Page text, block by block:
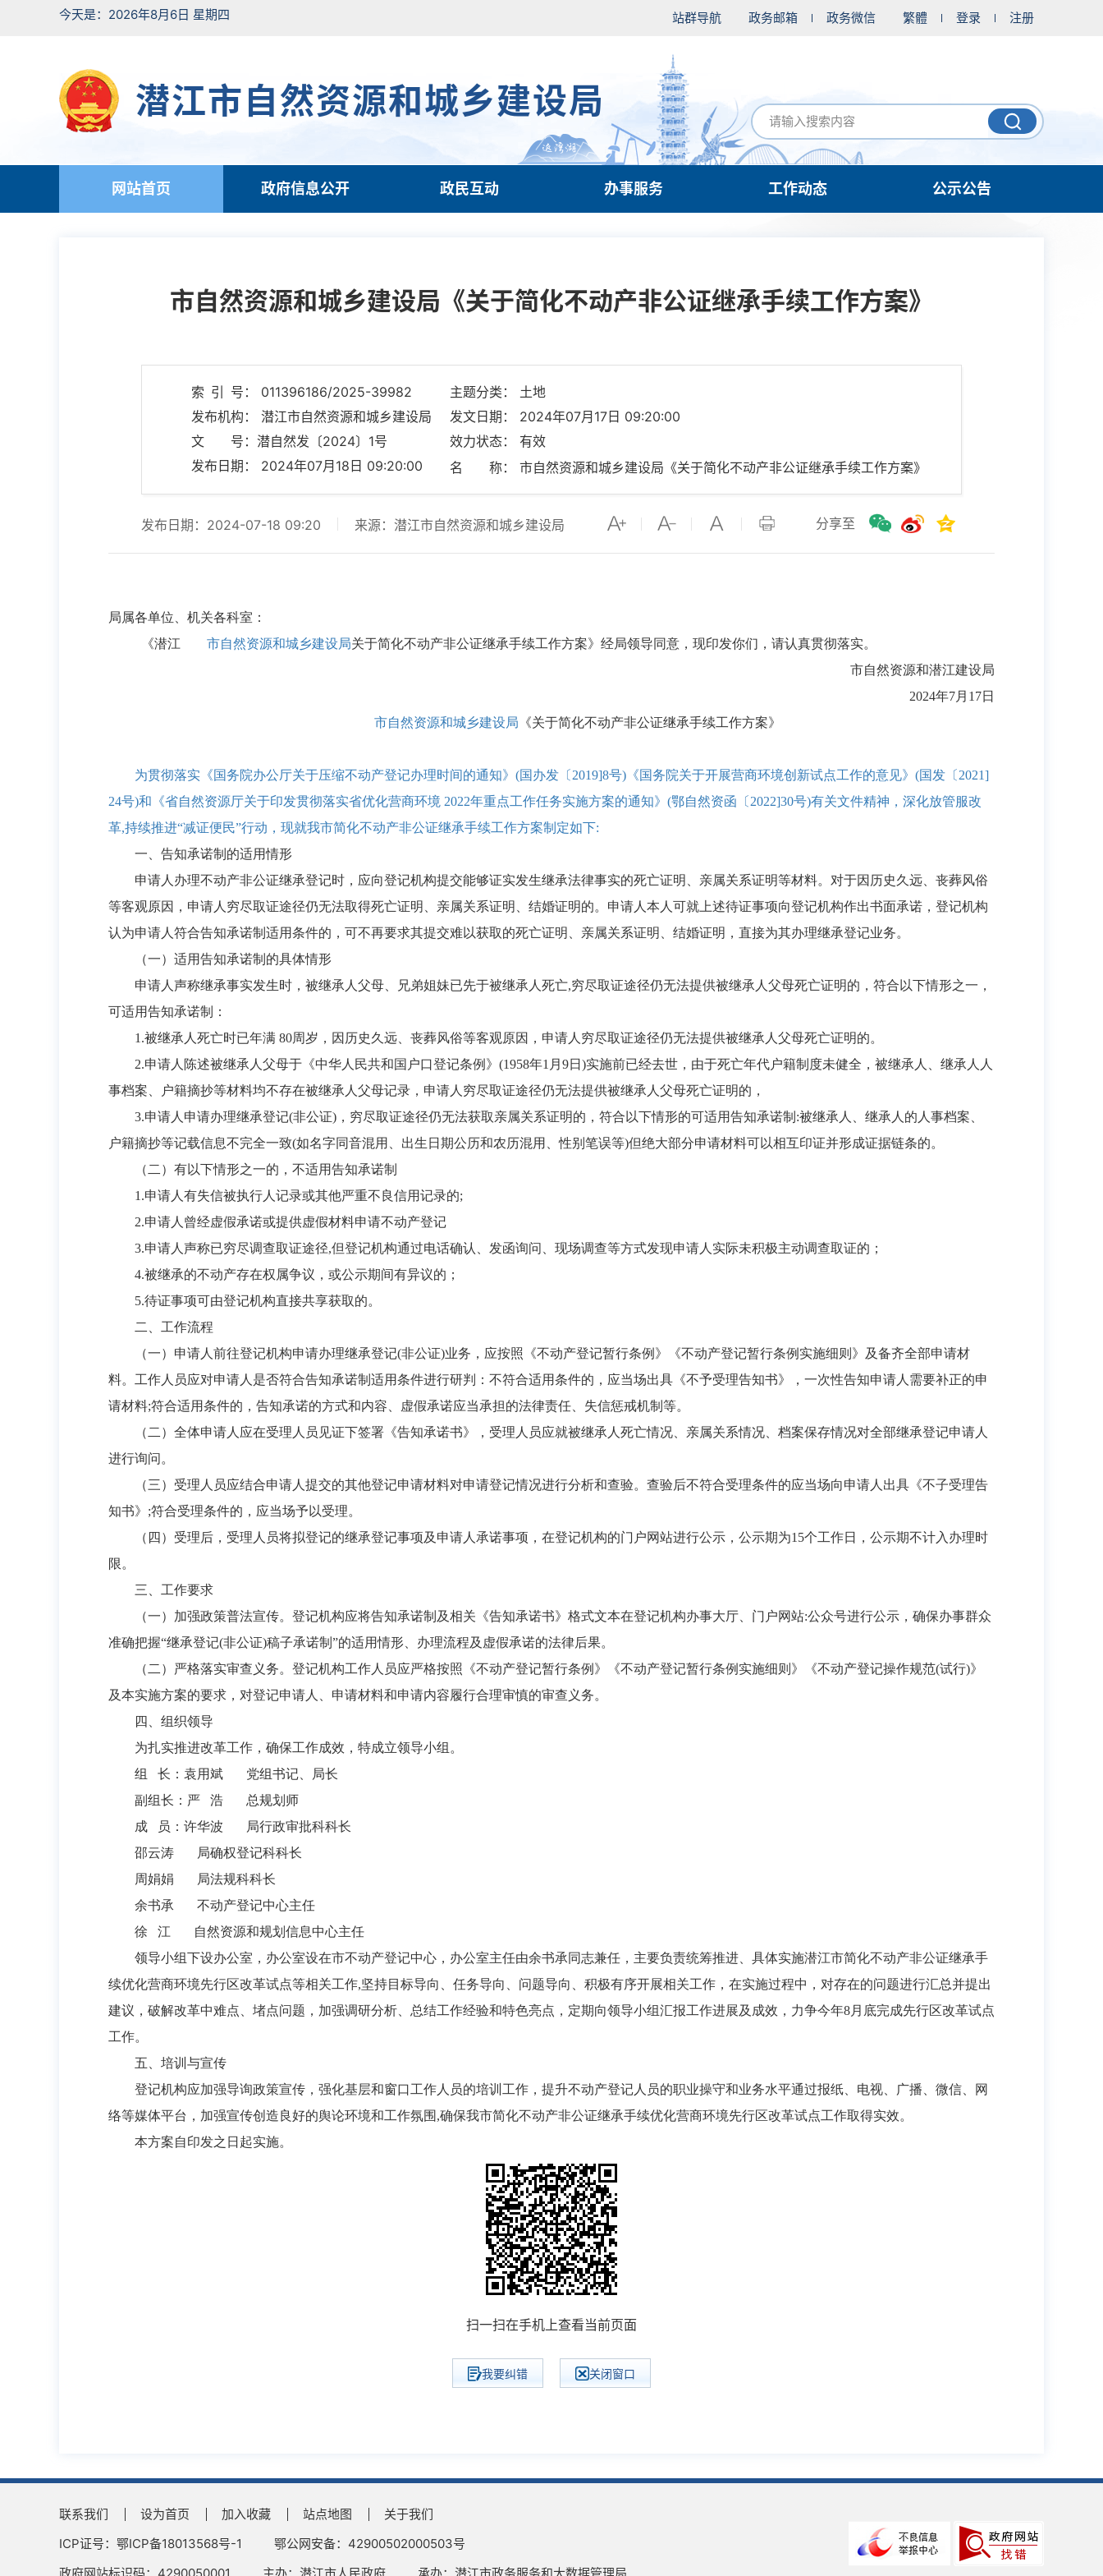
今天是：2026年8月6日 星期四 站群导航 政务邮箱 政务微信 繁體 登录 注册
潜江市自然资源和城乡建设局
网站首页 政府信息公开 政民互动 办事服务 工作动态 公示公告
市自然资源和城乡建设局《关于简化不动产非公证继承手续工作方案》
索 引 号： 011396186/2025-39982
主题分类： 土地
发布机构： 潜江市自然资源和城乡建设局
发文日期： 2024年07月17日 09:20:00
文 号：潜自然发〔2024〕1号
效力状态： 有效
发布日期： 2024年07月18日 09:20:00
名 称： 市自然资源和城乡建设局《关于简化不动产非公证继承手续工作方案》
分享至
发布日期：2024-07-18 09:20 来源：潜江市自然资源和城乡建设局
局属各单位、机关各科室：
《潜江
市自然资源和城乡建设局关于简化不动产非公证继承手续工作方案》经局领导同意，现印发你们，请认真贯彻落实。
市自然资源和潜江建设局
2024年7月17日
市自然资源和城乡建设局 《关于简化不动产非公证继承手续工作方案》
为贯彻落实《国务院办公厅关于压缩不动产登记办理时间的通知》(国办发〔2019]8号)《国务院关于开展营商环境创新试点工作的意见》(国发〔2021]
24号)和《省自然资源厅关于印发贯彻落实省优化营商环境 2022年重点工作任务实施方案的通知》(鄂自然资函〔2022]30号)有关文件精神，深化放管服改
革,持续推进“减证便民”行动，现就我市简化不动产非公证继承手续工作方案制定如下:
一、告知承诺制的适用情形
申请人办理不动产非公证继承登记时，应向登记机构提交能够证实发生继承法律事实的死亡证明、亲属关系证明等材料。对于因历史久远、丧葬风俗
等客观原因，申请人穷尽取证途径仍无法取得死亡证明、亲属关系证明、结婚证明的。申请人本人可就上述待证事项向登记机构作出书面承诺，登记机构
认为申请人符合告知承诺制适用条件的，可不再要求其提交难以获取的死亡证明、亲属关系证明、结婚证明，直接为其办理继承登记业务。
（一）适用告知承诺制的具体情形
申请人声称继承事实发生时，被继承人父母、兄弟姐妹已先于被继承人死亡,穷尽取证途径仍无法提供被继承人父母死亡证明的，符合以下情形之一，
可适用告知承诺制：
1.被继承人死亡时已年满 80周岁，因历史久远、丧葬风俗等客观原因，申请人穷尽取证途径仍无法提供被继承人父母死亡证明的。
2.申请人陈述被继承人父母于《中华人民共和国户口登记条例》(1958年1月9日)实施前已经去世，由于死亡年代户籍制度未健全，被继承人、继承人人
事档案、户籍摘抄等材料均不存在被继承人父母记录，申请人穷尽取证途径仍无法提供被继承人父母死亡证明的，
3.申请人申请办理继承登记(非公证)，穷尽取证途径仍无法获取亲属关系证明的，符合以下情形的可适用告知承诺制:被继承人、继承人的人事档案、
户籍摘抄等记载信息不完全一致(如名字同音混用、出生日期公历和农历混用、性别笔误等)但绝大部分申请材料可以相互印证并形成证据链条的。
（二）有以下情形之一的，不适用告知承诺制
1.申请人有失信被执行人记录或其他严重不良信用记录的;
2.申请人曾经虚假承诺或提供虚假材料申请不动产登记
3.申请人声称已穷尽调查取证途径,但登记机构通过电话确认、发函询问、现场调查等方式发现申请人实际未积极主动调查取证的；
4.被继承的不动产存在权属争议，或公示期间有异议的；
5.待证事项可由登记机构直接共享获取的。
二、工作流程
（一）申请人前往登记机构申请办理继承登记(非公证)业务，应按照《不动产登记暂行条例》《不动产登记暂行条例实施细则》及备齐全部申请材
料。工作人员应对申请人是否符合告知承诺制适用条件进行研判：不符合适用条件的，应当场出具《不予受理告知书》，一次性告知申请人需要补正的申
请材料;符合适用条件的，告知承诺的方式和内容、虚假承诺应当承担的法律责任、失信惩戒机制等。
（二）全体申请人应在受理人员见证下签署《告知承诺书》，受理人员应就被继承人死亡情况、亲属关系情况、档案保存情况对全部继承登记申请人
进行询问。
（三）受理人员应结合申请人提交的其他登记申请材料对申请登记情况进行分析和查验。查验后不符合受理条件的应当场向申请人出具《不子受理告
知书》;符合受理条件的，应当场予以受理。
（四）受理后，受理人员将拟登记的继承登记事项及申请人承诺事项，在登记机构的门户网站进行公示，公示期为15个工作日，公示期不计入办理时
限。
三、工作要求
（一）加强政策普法宣传。登记机构应将告知承诺制及相关《告知承诺书》格式文本在登记机构办事大厅、门户网站:公众号进行公示，确保办事群众
准确把握“继承登记(非公证)稿子承诺制”的适用情形、办理流程及虚假承诺的法律后果。
（二）严格落实审查义务。登记机构工作人员应严格按照《不动产登记暂行条例》《不动产登记暂行条例实施细则》《不动产登记操作规范(试行)》
及本实施方案的要求，对登记申请人、申请材料和申请内容履行合理审慎的审查义务。
四、组织领导
为扎实推进改革工作，确保工作成效，特成立领导小组。
组 长：袁用斌 党组书记、局长
副组长：严 浩 总规划师
成 员：许华波 局行政审批科科长
邵云涛 局确权登记科科长
周娟娟 局法规科科长
余书承 不动产登记中心主任
徐 江 自然资源和规划信息中心主任
领导小组下设办公室，办公室设在市不动产登记中心，办公室主任由余书承同志兼任，主要负责统筹推进、具体实施潜江市简化不动产非公证继承手
续优化营商环境先行区改革试点等相关工作,坚持目标导向、任务导向、问题导向、积极有序开展相关工作，在实施过程中，对存在的问题进行汇总并提出
建议，破解改革中难点、堵点问题，加强调研分析、总结工作经验和特色亮点，定期向领导小组汇报工作进展及成效，力争今年8月底完成先行区改革试点
工作。
五、培训与宣传
登记机构应加强导询政策宣传，强化基层和窗口工作人员的培训工作，提升不动产登记人员的职业操守和业务水平通过报纸、电视、广播、微信、网
络等媒体平台，加强宣传创造良好的舆论环境和工作氛围,确保我市简化不动产非公证继承手续优化营商环境先行区改革试点工作取得实效。
本方案自印发之日起实施。
扫一扫在手机上查看当前页面
我要纠错 关闭窗口
联系我们 设为首页 加入收藏 站点地图
关于我们
ICP证号：鄂ICP备18013568号-1
鄂公网安备：42900502000503号